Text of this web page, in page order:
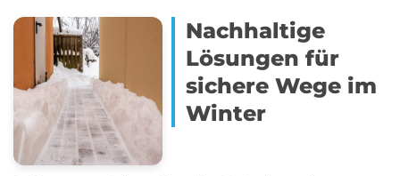
Nachhaltige
Lösungen für
sichere Wege im
Winter